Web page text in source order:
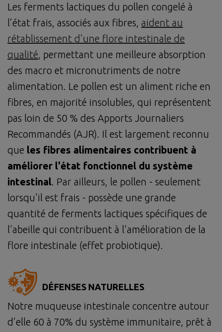
Les ferments lactiques du pollen congelé à
l’état frais, associés aux fibres, aident au
rétablissement d’une flore intestinale de
qualité, permettant une meilleure absorption
des macro et micronutriments de notre
alimentation. Le pollen est un aliment riche en
fibres, en majorité insolubles, qui représentent
pas loin de 50 % des Apports Journaliers
Recommandés (AJR). Il est largement reconnu
que les fibres alimentaires contribuent à
améliorer l'état fonctionnel du système
intestinal. Par ailleurs, le pollen - seulement
lorsqu'il est frais - possède une grande
quantité de ferments lactiques spécifiques de
l'abeille qui contribuent à l'amélioration de la
flore intestinale (effet probiotique).
DÉFENSES NATURELLES
Notre muqueuse intestinale concentre autour
d’elle 60 à 70% du système immunitaire, prêt à